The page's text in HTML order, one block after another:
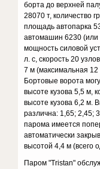
борта до верхней
28070 т, количество
площадь автопарка
автомашин 6230 (или
мощность силовой
л. с, скорость 20
7 м (максимальная
Бортовые ворота
высоте кузова 5,5 м,
высоте кузова 6,2 м.
различна: 1,65; 2,45;
парома имеется
автоматически
высотой 4,4 м (всего
Паром "Tristan"